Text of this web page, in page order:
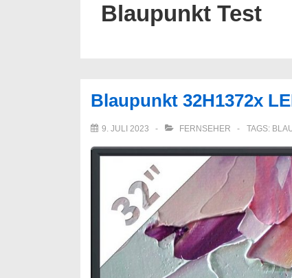
Blaupunkt Test
Blaupunkt 32H1372x
9. JULI 2023 FERNSEHER TAGS: